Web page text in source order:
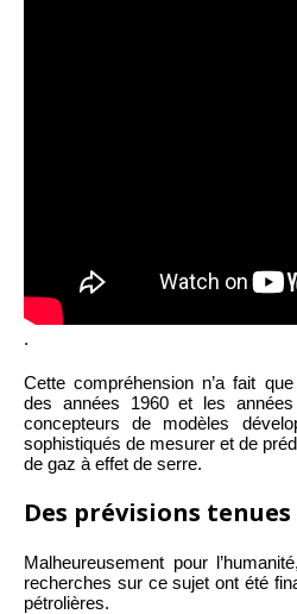
.
Cette compréhension n’a fait que
des années 1960 et les
concepteurs de modèles
sophistiqués de mesurer et de
de gaz à effet de serre.
Des prévisions
Malheureusement pour
recherches sur ce sujet ont été
pétrolières.